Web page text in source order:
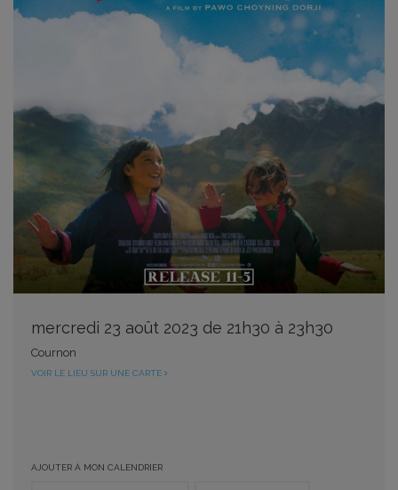
mercredi 23 août 2023 de 21h30 à 23h30
Cournon
VOIR LE LIEU SUR UNE CARTE
AJOUTER À MON CALENDRIER